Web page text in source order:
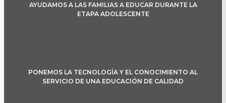
AYUDAMOS A LAS FAMILIAS A EDUCAR DURANTE LA
ETAPA ADOLESCENTE
PONEMOS LA TECNOLOGÍA Y EL CONOCIMIENTO AL
SERVICIO DE UNA EDUCACIÓN DE CALIDAD